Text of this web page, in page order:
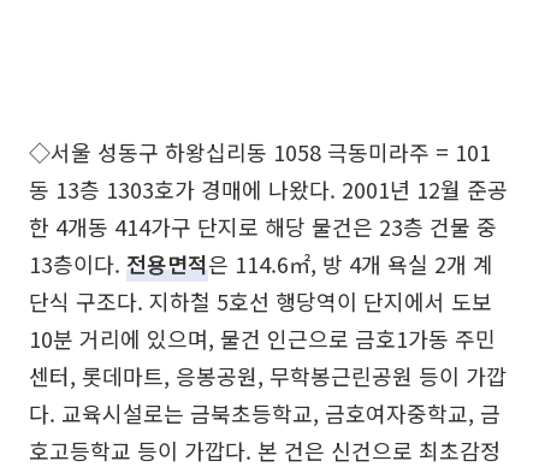
◇서울 성동구 하왕십리동 1058 극동미라주 = 101
동 13층 1303호가 경매에 나왔다. 2001년 12월 준공
한 4개동 414가구 단지로 해당 물건은 23층 건물 중
13층이다. 전용면적은 114.6㎡, 방 4개 욕실 2개 계
단식 구조다. 지하철 5호선 행당역이 단지에서 도보
10분 거리에 있으며, 물건 인근으로 금호1가동 주민
센터, 롯데마트, 응봉공원, 무학봉근린공원 등이 가깝
다. 교육시설로는 금북초등학교, 금호여자중학교, 금
호고등학교 등이 가깝다. 본 건은 신건으로 최초감정